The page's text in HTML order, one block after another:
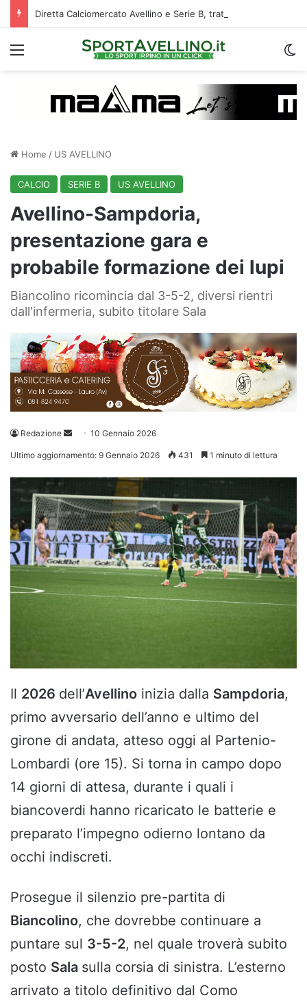
Menu
Home / US AVELLINO
CALCIO SERIE B US AVELLINO
Avellino-Sampdoria,
presentazione gara e
probabile formazione dei lupi
Biancolino ricomincia dal 3-5-2, diversi rientri
dall'infermeria, subito titolare Sala
Redazione
Invia 10 Gennaio 2026
Ultimo aggiornamento: 9 Gennaio 2026 431 1 minuto di lettura
Il 2026 dell’Avellino inizia dalla Sampdoria,
primo avversario dell’anno e ultimo del
girone di andata, atteso oggi al Partenio-
Lombardi (ore 15). Si torna in campo dopo
14 giorni di attesa, durante i quali i
biancoverdi hanno ricaricato le batterie e
preparato l’impegno odierno lontano da
occhi indiscreti.
Prosegue il silenzio pre-partita di
Biancolino, che dovrebbe continuare a
puntare sul 3-5-2, nel quale troverà subito
posto Sala sulla corsia di sinistra. L’esterno
arrivato a titolo definitivo dal Como